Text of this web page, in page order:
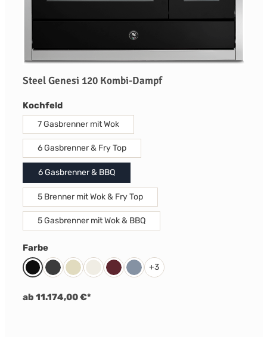
Steel Genesi 120 Kombi-Dampf
Kochfeldauswählen
7 Gasbrenner mit Wok
6 Gasbrenner & Fry Top
6 Gasbrenner & BBQ
5 Brenner mit Wok & Fry Top
5 Gasbrenner mit Wok & BBQ
Farbeauswählen
SchwarzAnthrazit
CremeNuvolaBordeaux Rot
Celeste
+3
ab 11.174,00 €*